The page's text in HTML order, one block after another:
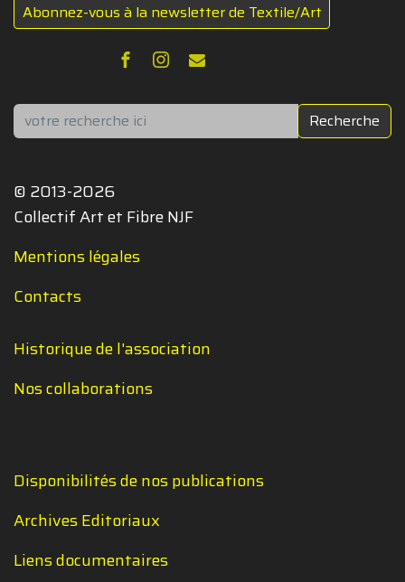
Abonnez-vous à la newsletter de Textile/Art
Rechercher Recherche
© 2013-2026
Collectif Art et Fibre NJF
Mentions légales
Contacts
Historique de l'association
Nos collaborations
Disponibilités de nos publications
Archives Editoriaux
Liens documentaires